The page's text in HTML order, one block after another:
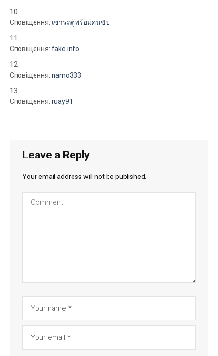
Сповіщення: เช่ารถตู้พร้อมคนขับ
Сповіщення: fake info
Сповіщення: namo333
Сповіщення: ruay91
Leave a Reply
Your email address will not be published.